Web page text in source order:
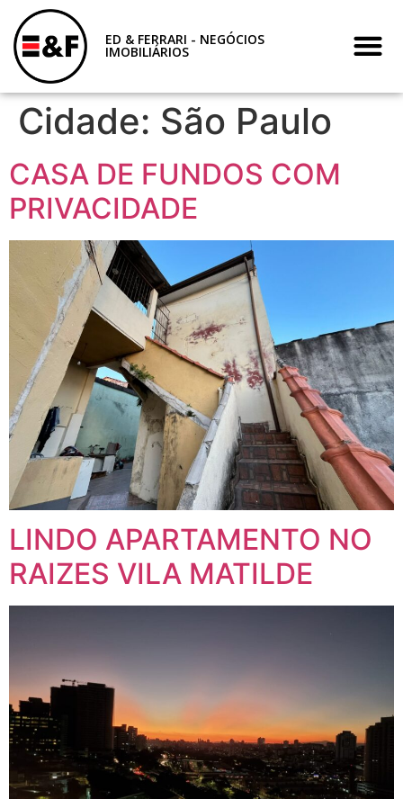
ED & FERRARI - NEGÓCIOS
IMOBILIÁRIOS
Cidade: São Paulo
CASA DE FUNDOS COM
PRIVACIDADE
LINDO APARTAMENTO NO
RAIZES VILA MATILDE